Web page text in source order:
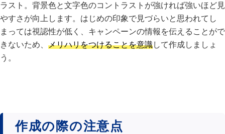
ラスト。背景色と文字色のコントラストが強ければ強いほど見
やすさが向上します。はじめの印象で見づらいと思われてし
まっては視認性が低く、キャンペーンの情報を伝えることがで
きないため、 メリハリをつけることを意識して作成しましょ
う。
作成の際の注意点